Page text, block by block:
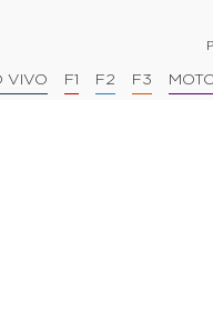
VIVO F1 F2 F3